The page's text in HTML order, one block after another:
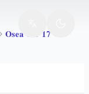
Osea 9 1 17